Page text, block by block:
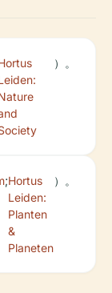
）。
;Hortus
Leiden:
Planten
&
Planeten
）。